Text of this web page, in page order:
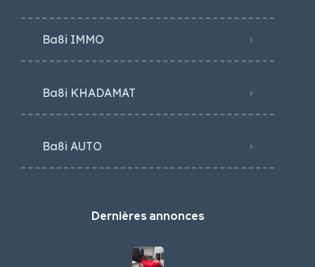
Ba8i IMMO
Ba8i KHADAMAT
Ba8i AUTO
Dernières annonces